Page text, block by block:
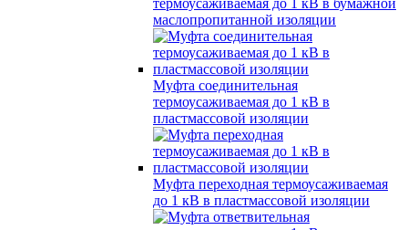
термоусаживаемая до 1 кВ в бумажной
маслопропитанной изоляции
Муфта соединительная
термоусаживаемая до 1 кВ в
пластмассовой изоляции
Муфта переходная термоусаживаемая
до 1 кВ в пластмассовой изоляции